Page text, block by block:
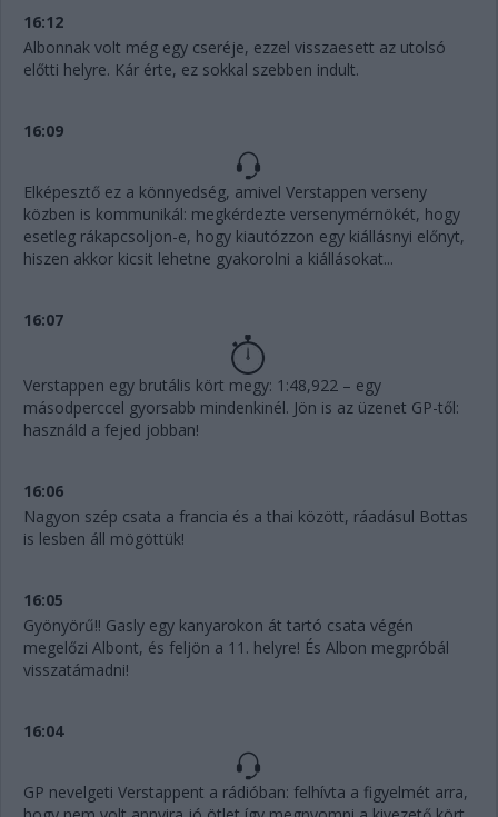
16:12
Albonnak volt még egy cseréje, ezzel visszaesett az utolsó
előtti helyre. Kár érte, ez sokkal szebben indult.
16:09
Elképesztő ez a könnyedség, amivel Verstappen verseny
közben is kommunikál: megkérdezte versenymérnökét, hogy
esetleg rákapcsoljon-e, hogy kiautózzon egy kiállásnyi előnyt,
hiszen akkor kicsit lehetne gyakorolni a kiállásokat...
16:07
Verstappen egy brutális kört megy: 1:48,922 – egy
másodperccel gyorsabb mindenkinél. Jön is az üzenet GP-től:
használd a fejed jobban!
16:06
Nagyon szép csata a francia és a thai között, ráadásul Bottas
is lesben áll mögöttük!
16:05
Gyönyörű!! Gasly egy kanyarokon át tartó csata végén
megelőzi Albont, és feljön a 11. helyre! És Albon megpróbál
visszatámadni!
16:04
GP nevelgeti Verstappent a rádióban: felhívta a figyelmét arra,